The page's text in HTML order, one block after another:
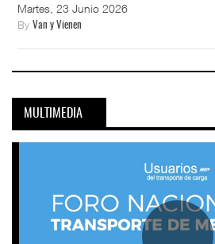
Martes, 23 Junio 2026
By Van y Vienen
MULTIMEDIA